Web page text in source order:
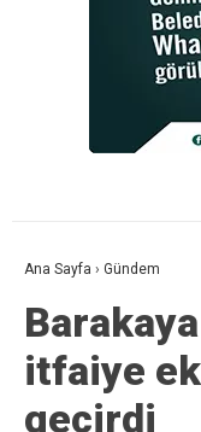
Ana Sayfa › Gündem
itfaiye
geçirdi